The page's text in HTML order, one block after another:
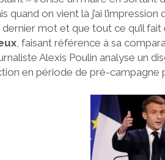
quand on vient là j’ai
dernier mot et que tout ce qu’il
, faisant référence à sa
Alexis Poulin analyse un
en période de pré-campagne